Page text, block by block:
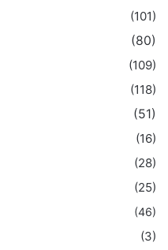
(101)
(80)
(109)
(118)
(51)
(16)
(28)
(25)
(46)
(3)